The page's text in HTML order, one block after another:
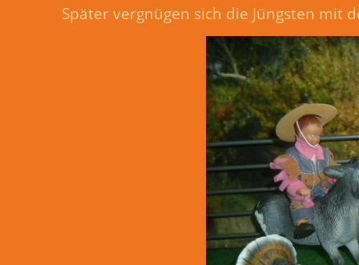
Später vergnügen sich die Jüngsten mit